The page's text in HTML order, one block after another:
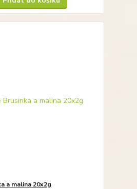
a malina 20x2g